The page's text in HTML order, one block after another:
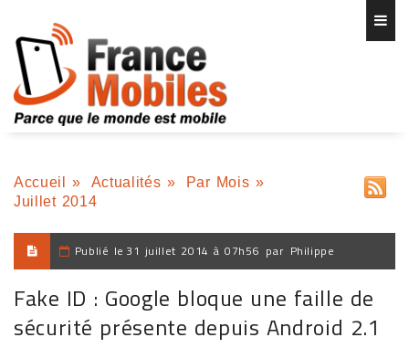
Accueil » Actualités » Par Mois »
Juillet 2014
Publié le 31 juillet 2014 à 07h56 par Philippe
Fake ID : Google bloque une faille de
sécurité présente depuis Android 2.1